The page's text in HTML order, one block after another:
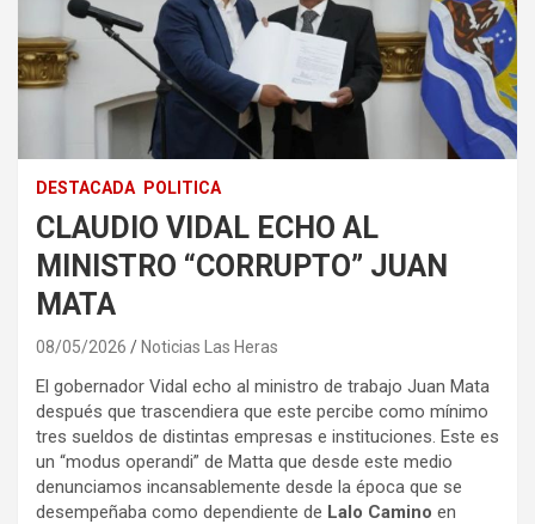
DESTACADA POLITICA
CLAUDIO VIDAL ECHO AL
MINISTRO “CORRUPTO” JUAN
MATA
08/05/2026 Noticias Las Heras
El gobernador Vidal echo al ministro de trabajo Juan Mata
después que trascendiera que este percibe como mínimo
tres sueldos de distintas empresas e instituciones. Este es
un “modus operandi” de Matta que desde este medio
denunciamos incansablemente desde la época que se
desempeñaba como dependiente de Lalo Camino en